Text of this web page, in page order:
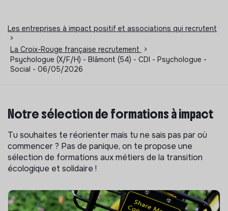
Les entreprises à impact positif et associations qui recrutent
>
La Croix-Rouge française recrutement
>
Psychologue (X/F/H) - Blâmont (54) - CDI - Psychologue -
Social - 06/05/2026
Notre sélection de formations à impact
Tu souhaites te réorienter mais tu ne sais pas par où
commencer ? Pas de panique, on te propose une
sélection de formations aux métiers de la transition
écologique et solidaire !